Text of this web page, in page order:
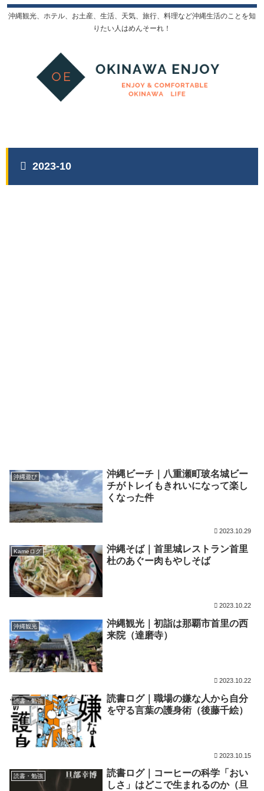
沖縄観光、ホテル、お土産、生活、天気、旅行、料理など沖縄生活のことを知
りたい人はめんそーれ！
2023-10
沖縄遊び
沖縄ビーチ｜八重瀬町玻名城ビー
チがトレイもきれいになって楽し
くなった件
2023.10.29
Kameログ
沖縄そば｜首里城レストラン首里
杜のあぐー肉もやしそば
2023.10.22
沖縄観光
沖縄観光｜初詣は那覇市首里の西
来院（達磨寺）
2023.10.22
読書・勉強
読書ログ｜職場の嫌な人から自分
を守る言葉の護身術（後藤千絵）
2023.10.15
読書・勉強
読書ログ｜コーヒーの科学「おい
しさ」はどこで生まれるのか（旦